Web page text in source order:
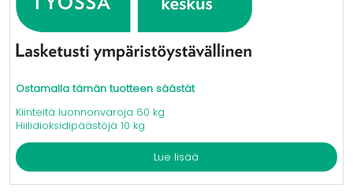
Ostamalla tämän tuotteen säästät
Kiinteitä luonnonvaroja 60 kg
Hiilidioksidipäästöjä 10 kg
Lue lisää